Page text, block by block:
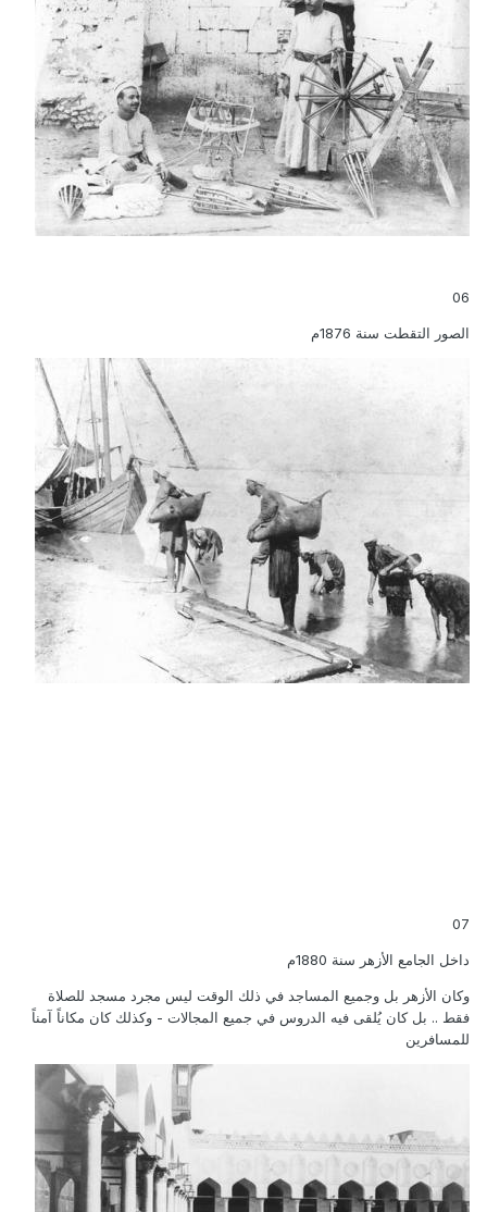
06
الصور التقطت سنة 1876م
07
داخل الجامع الأزهر سنة 1880م
وكان الأزهر بل وجميع المساجد في ذلك الوقت ليس مجرد مسجد للصلاة
فقط .. بل كان يُلقى فيه الدروس في جميع المجالات - وكذلك كان مكاناً آمناً
للمسافرين